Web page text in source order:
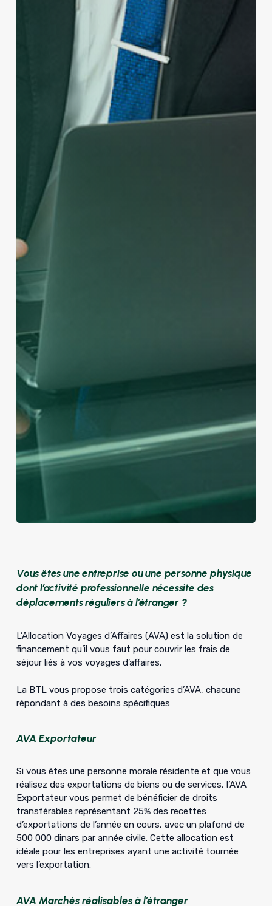
Vous êtes une entreprise ou une personne physique
dont l’activité professionnelle nécessite des
déplacements réguliers à l’étranger ?
L’Allocation Voyages d’Affaires (AVA) est la solution de
financement qu’il vous faut pour couvrir les frais de
séjour liés à vos voyages d’affaires.
La BTL vous propose trois catégories d’AVA, chacune
répondant à des besoins spécifiques
AVA Exportateur
Si vous êtes une personne morale résidente et que vous
réalisez des exportations de biens ou de services, l’AVA
Exportateur vous permet de bénéficier de droits
transférables représentant 25% des recettes
d’exportations de l’année en cours, avec un plafond de
500 000 dinars par année civile. Cette allocation est
idéale pour les entreprises ayant une activité tournée
vers l’exportation.
AVA Marchés réalisables à l’étranger